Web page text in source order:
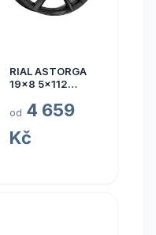
RIAL ASTORGA
19x8 5x112
od 4 659
Kč